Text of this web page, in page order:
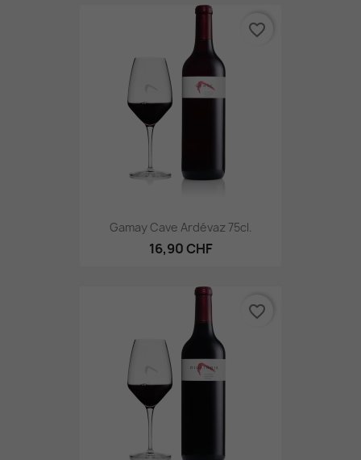
Gamay Cave Ardévaz 75cl.
16,90 CHF
favorite_border
favorite_border